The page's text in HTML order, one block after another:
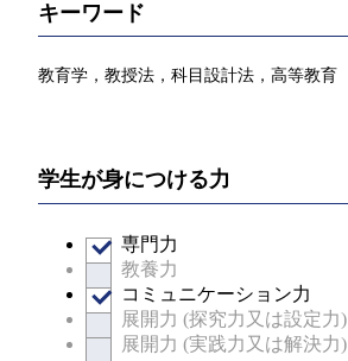
キーワード
教育学，教授法，科目設計法，高等教育
学生が身につける力
専門力
教養力
コミュニケーション力
展開力 (探究力又は設定力)
展開力 (実践力又は解決力)